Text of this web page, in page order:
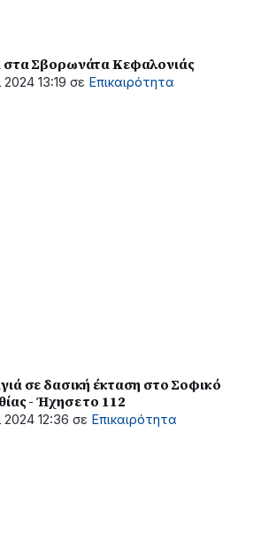
στα Σβορωνάτα Κεφαλονιάς
2024 13:19 σε Επικαιρότητα
σε δασική έκταση στο Σοφικό
- Ήχησε το 112
2024 12:36 σε Επικαιρότητα